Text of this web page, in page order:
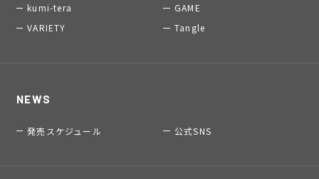
kumi-tera
GAME
VARIETY
Tangle
NEWS
発売スケジュール 公式SNS